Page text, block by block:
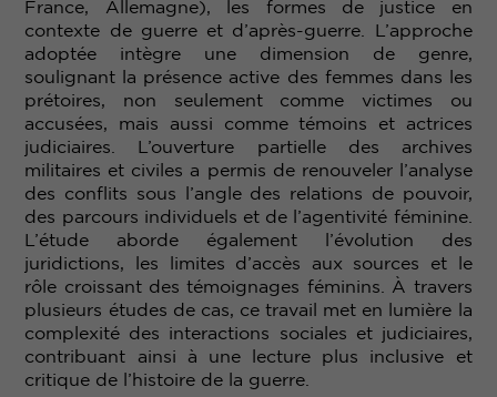
France, Allemagne), les formes de justice en
contexte de guerre et d’après-guerre. L’approche
adoptée intègre une dimension de genre,
soulignant la présence active des femmes dans les
prétoires, non seulement comme victimes ou
accusées, mais aussi comme témoins et actrices
judiciaires. L’ouverture partielle des archives
militaires et civiles a permis de renouveler l’analyse
des conflits sous l’angle des relations de pouvoir,
des parcours individuels et de l’agentivité féminine.
L’étude aborde également l’évolution des
juridictions, les limites d’accès aux sources et le
rôle croissant des témoignages féminins. À travers
plusieurs études de cas, ce travail met en lumière la
complexité des interactions sociales et judiciaires,
contribuant ainsi à une lecture plus inclusive et
critique de l’histoire de la guerre.